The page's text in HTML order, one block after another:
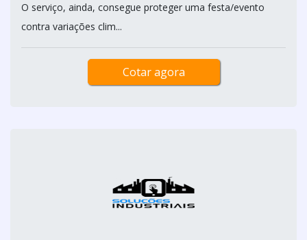
O serviço, ainda, consegue proteger uma festa/evento
contra variações clim...
Cotar agora